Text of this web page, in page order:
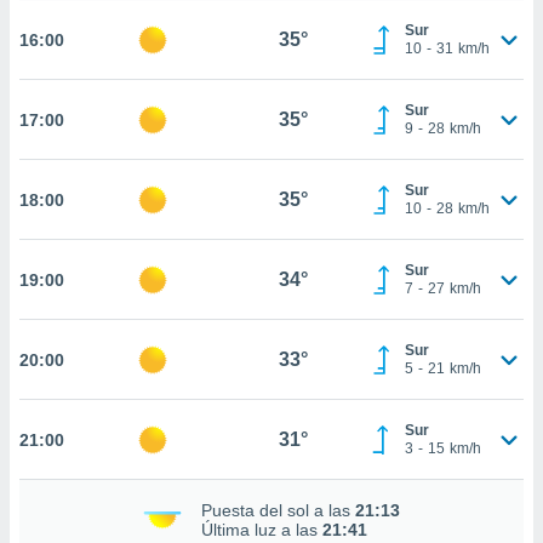
que
sean
para
ni para
no
web a
16:00 35°
Sur
10 - 31 km/h
17:00 35°
Sur
9 - 28 km/h
18:00 35°
Sur
10 - 28 km/h
19:00 34°
Sur
7 - 27 km/h
20:00 33°
Sur
5 - 21 km/h
21:00 31°
Sur
3 - 15 km/h
Puesta del sol a las 21:13
Última luz a las 21:41